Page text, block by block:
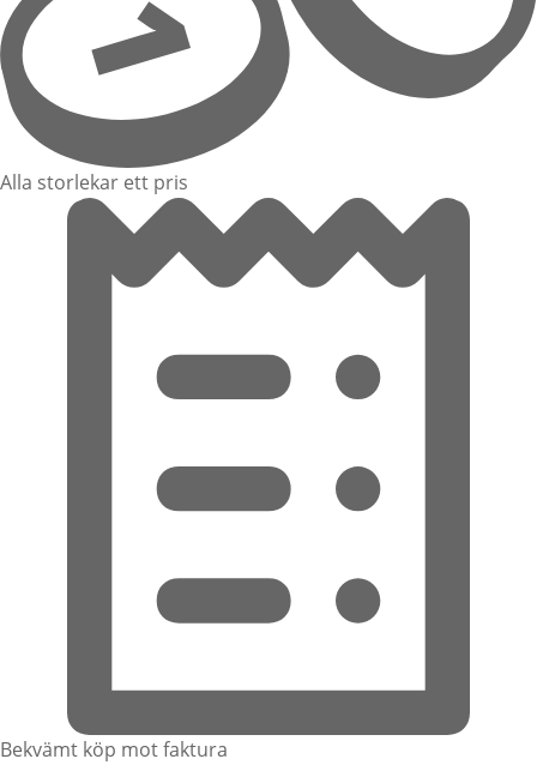
Alla storlekar ett pris
Bekvämt köp mot faktura